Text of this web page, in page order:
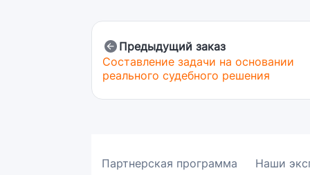
Предыдущий заказ
Составление задачи на основании
реального судебного решения
Партнерская программа
Наши